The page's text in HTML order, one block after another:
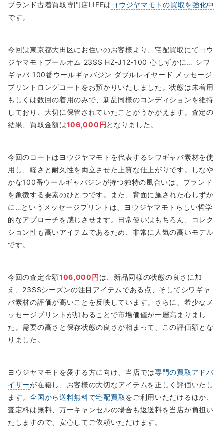
ブランド古着買取専門店LIFEは ヨウジヤマモトの買取を強化中
です。
今回は東京都大田区にお住いのお客様より、宅配買取にてヨウ
ジヤマモトプールオム 23SS HZ-J12-100 心しずかに… シワ
ギャバ 100番ウールギャバジン ダブルレイヤード メッセージ
プリントロングコートをお預かりいたしました。状態は未着用
もしくは数回の着用のみで、新品同様のコンディションを維持
しており、大切に保管されていたことがうかがえます。査定の
結果、買取金額は106,000円となりました。
今回のコートはヨウジヤマモトを代表するシワギャバ素材を使
用し、軽さと耐久性を両立させた上質な仕上がりです。しなや
かな100番ウールギャバジンが持つ独特の風合いは、ブランド
を象徴する要素のひとつです。また、背面に施された心しずか
に…というメッセージプリントは、ヨウジヤマモトらしい哲学
的なアプローチを感じさせます。日常使いはもちろん、コレク
ション性も高いアイテムであるため、非常に人気の高いモデル
です。
今回の査定金額106,000円は、新品同様の状態の良さに加
え、23SSシーズンの注目アイテムである点、そしてシワギャ
バ素材の評価が高いことを反映しています。さらに、希少なメ
ッセージプリントが加わることで市場価値が一層高まりまし
た。需要の高さと保存状態の良さが相まって、この評価額とな
りました。
ヨウジヤマモトを愛する方に向け、当店では専門の買取アドバ
イザーが在籍し、お客様の大切なアイテムを正しく評価いたし
ます。全国から送料無料で宅配買取をご利用いただけるほか、
査定料は無料、万一キャンセルの場合も返送料を当店が負担い
たしますので、安心してご依頼いただけます。